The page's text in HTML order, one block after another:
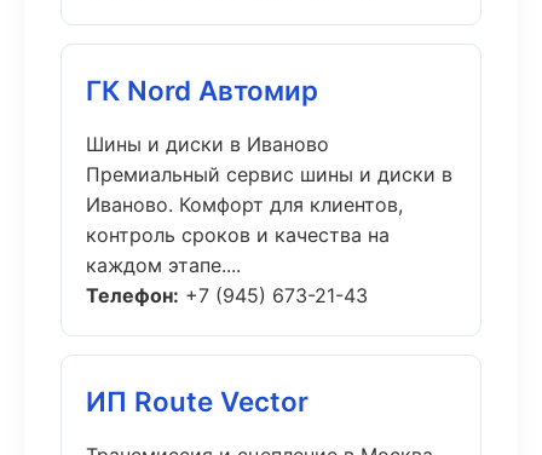
ГК Nord Автомир
Шины и диски в Иваново
Премиальный сервис шины и диски в
Иваново. Комфорт для клиентов,
контроль сроков и качества на
каждом этапе....
Телефон: +7 (945) 673-21-43
ИП Route Vector